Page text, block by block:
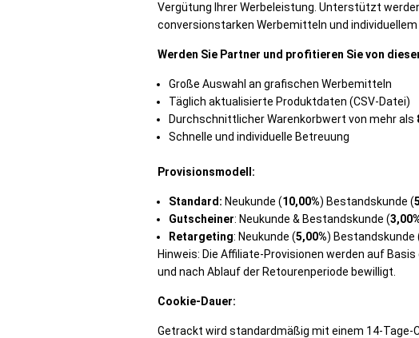
Vergütung Ihrer Werbeleistung. Unterstützt
conversionstarken Werbemitteln und individuellem
Werden Sie Partner und profitieren Sie von
Große Auswahl an grafischen Werbemitteln
Täglich aktualisierte Produktdaten (CSV-Datei)
Durchschnittlicher Warenkorbwert von mehr als
Schnelle und individuelle Betreuung
Provisionsmodell:
Standard: Neukunde (10,00%) Bestandskunde (
Gutscheiner: Neukunde & Bestandskunde (
Retargeting: Neukunde (5,00%) Bestandskunde
Hinweis: Die Affiliate-Provisionen werden auf
und nach Ablauf der Retourenperiode bewilligt.
Cookie-Dauer:
Getrackt wird standardmäßig mit einem 14-Tage-